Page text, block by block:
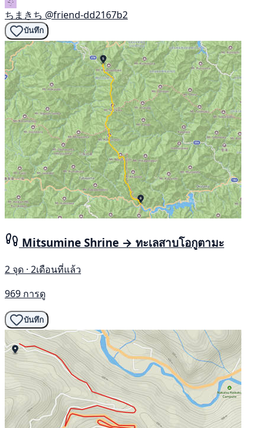
ちまきち @friend-dd2167b2
บันทึก
Mitsumine Shrine → ทะเลสาบโอกูตามะ
2 จุด · 2เดือนที่แล้ว
969 การดู
บันทึก